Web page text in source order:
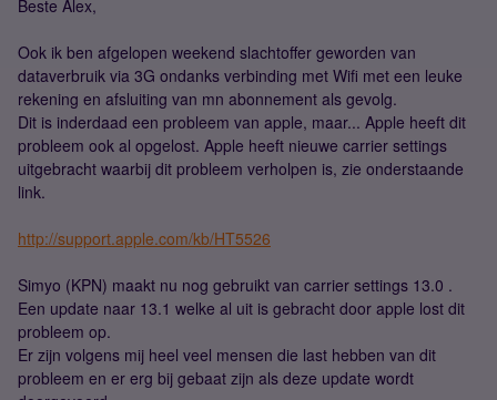
Beste Alex,
Ook ik ben afgelopen weekend slachtoffer geworden van
dataverbruik via 3G ondanks verbinding met Wifi met een leuke
rekening en afsluiting van mn abonnement als gevolg.
Dit is inderdaad een probleem van apple, maar... Apple heeft dit
probleem ook al opgelost. Apple heeft nieuwe carrier settings
uitgebracht waarbij dit probleem verholpen is, zie onderstaande
link.
http://support.apple.com/kb/HT5526
Simyo (KPN) maakt nu nog gebruikt van carrier settings 13.0 .
Een update naar 13.1 welke al uit is gebracht door apple lost dit
probleem op.
Er zijn volgens mij heel veel mensen die last hebben van dit
probleem en er erg bij gebaat zijn als deze update wordt